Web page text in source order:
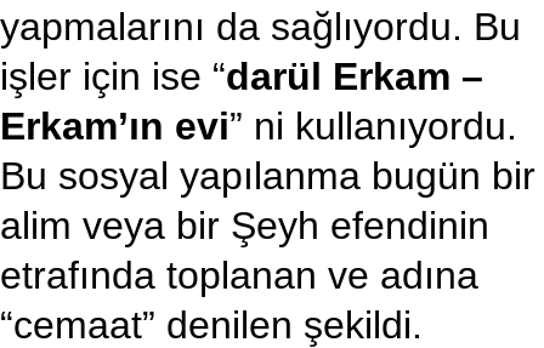
yapmalarını da sağlıyordu. Bu
işler için ise “darül Erkam –
Erkam’ın evi” ni kullanıyordu.
Bu sosyal yapılanma bugün bir
alim veya bir Şeyh efendinin
etrafında toplanan ve adına
“cemaat” denilen şekildi.